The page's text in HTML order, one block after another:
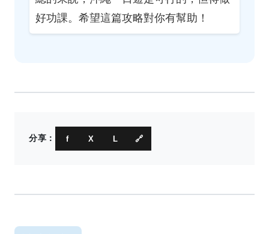
好功課。希望這篇攻略對你有幫助！
分享： f X L 🔗